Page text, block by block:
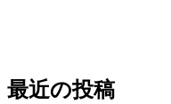
最近の投稿